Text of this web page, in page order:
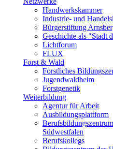
Handwerkskammer
Industrie- und
Bürgerstiftung
Geschichte als "Stadt
Lichtforum
FLUX
Forst & Wald
Forstliches
Jugendwaldheim
Forstgenetik
Weiterbildung
Agentur für Arbeit
Ausbildungsplattform
Südwestfalen
Berufskollegs